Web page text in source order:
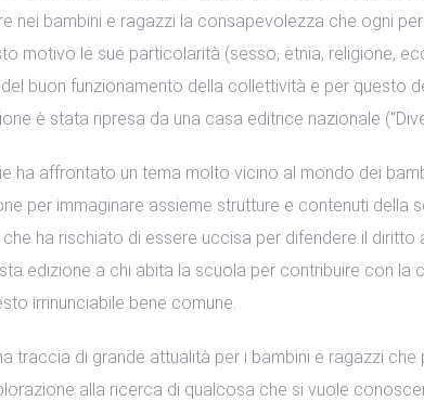
nei bambini e ragazzi la consapevolezza che ogni
motivo le sue particolarità (sesso, etnia, religione,
buon funzionamento della collettività e per questo
è stata ripresa da una casa editrice nazionale
ha affrontato un tema molto vicino al mondo dei
per immaginare assieme strutture e contenuti della
ha rischiato di essere uccisa per difendere il diritto
edizione a chi abita la scuola per contribuire con
irrinunciabile bene comune.
traccia di grande attualità per i bambini e ragazzi
alla ricerca di qualcosa che si vuole